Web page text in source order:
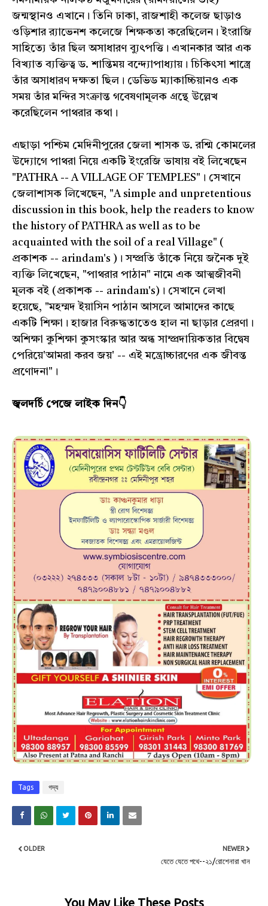
জন্মস্থানও এখানে। তিনি ঢাকা, রাজশাহী কলেজ ছাড়াও
ওড়িশার র‍্যাভেনশ কলেজে শিক্ষকতা করেছিলেন। ইংরাজি
সাহিত্যে তাঁর ছিল অসাধারণ ব্যুৎপত্তি। এখানকার আর এক
বিখ্যাত ব্যক্তিত্ব ড. শান্তিময় বন্দ্যোপাধ্যায়। চিকিৎসা শাস্ত্রে
তাঁর অসাধারণ দক্ষতা ছিল। ডেভিড ম্যাকাচ্চিয়ানও এক
সময় তাঁর মন্দির সংক্রান্ত গবেষণামূলক গ্রন্থে উল্লেখ
করেছিলেন পাথরার কথা।
এছাড়া পশ্চিম মেদিনীপুরের জেলা শাসক ড. রশ্মি কোমলের
উদ্যোগে পাথরা নিয়ে একটি ইংরেজি ভাষায় বই লিখেছেন
"PATHRA -- A VILLAGE OF TEMPLES"। সেখানে
জেলাশাসক লিখেছেন, "A simple and unpretentious
discussion in this book, help the readers to know
the history of PATHRA as well as to be
acquainted with the soil of a real Village" (
প্রকাশক -- arindam's )। সম্প্রতি তাঁকে নিয়ে জনৈক দুই
ব্যক্তি লিখেছেন, "পাথরার পাঠান" নামে এক আত্মজীবনী
মূলক বই (প্রকাশক -- arindam's)। সেখানে লেখা
হয়েছে, "মহম্মদ ইয়াসিন পাঠান আসলে আমাদের কাছে
একটি শিক্ষা। হাজার বিরুদ্ধতাতেও হাল না ছাড়ার প্রেরণা।
অশিক্ষা কুশিক্ষা কুসংস্কার আর অন্ধ সাম্প্রদায়িকতার বিদ্বেষ
পেরিয়ে'আমরা করব জয়' -- এই মন্ত্রোচ্চারণের এক জীবন্ত
প্রণোদনা"।
জ্বলদর্চি পেজে লাইক দিন👇
Tags গদ্য
NEWER
যেতে যেতে পথে--২১/রোশেনারা খান
OLDER
You May Like These Posts